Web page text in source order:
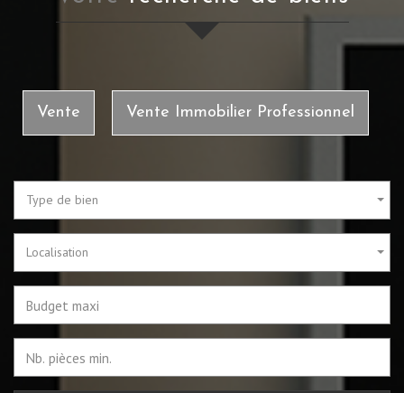
Vente Vente Immobilier Professionnel
Type de bien
Localisation